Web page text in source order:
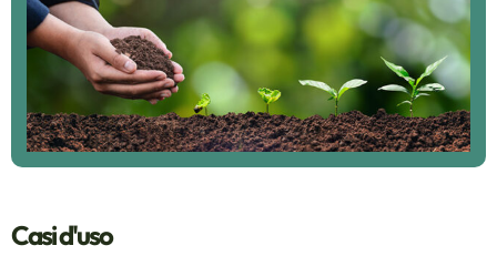
Casi d'uso